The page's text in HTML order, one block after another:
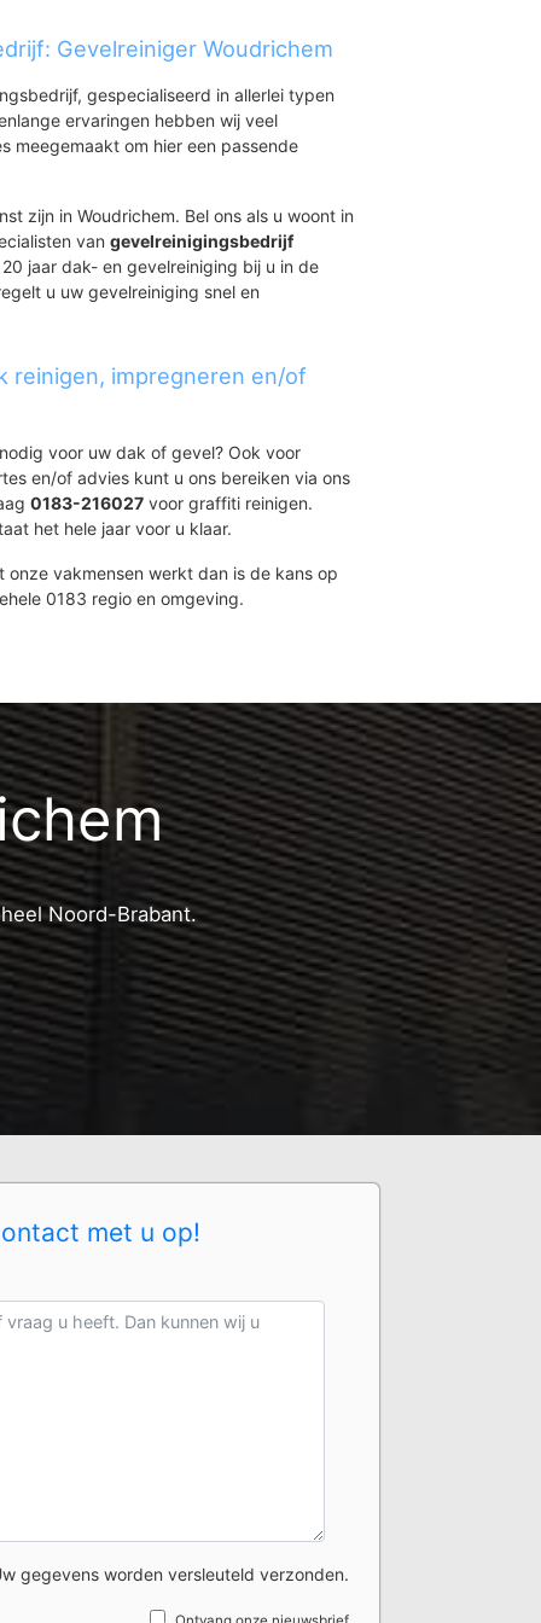
Gevelreiniger Woudrichem
gespecialiseerd in allerlei typen
ervaringen hebben wij veel
meegemaakt om hier een passende
zijn in Woudrichem. Bel ons als u woont in
van gevelreinigingsbedrijf
jaar dak- en gevelreiniging bij u in de
u uw gevelreiniging snel en
reinigen, impregneren en/of
voor uw dak of gevel? Ook voor
en/of advies kunt u ons bereiken via ons
0183-216027 voor graffiti reinigen.
het hele jaar voor u klaar.
onze vakmensen werkt dan is de kans op
0183 regio en omgeving.
Noord-Brabant.
met u op!
gegevens worden versleuteld verzonden.